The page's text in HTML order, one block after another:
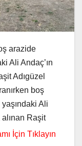
arazide
Ali Andaç’ın
Adıgüzel
boş
Ali
Raşit